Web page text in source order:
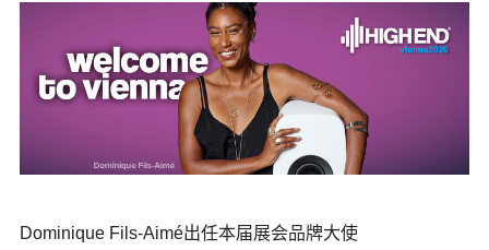
Dominique Fils-Aimé出任本届展会品牌大使